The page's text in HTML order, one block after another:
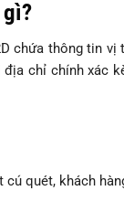
gì?
chứa thông tin vị
chỉ chính xác
cú quét, khách